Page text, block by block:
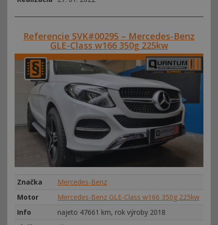
Referencie SVK#00295 – Mercedes-Benz
GLE-Class w166 350g 225kw
Značka
Mercedes-Benz
Motor
Mercedes-Benz GLE-Class w166 350g 225kw
Info
najeto 47661 km, rok výroby 2018